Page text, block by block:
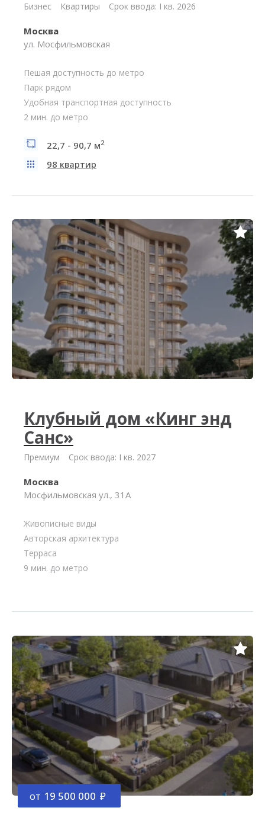
Бизнес Квартиры Срок ввода: I кв. 2026
Москва
ул. Мосфильмовская
Пешая доступность до метро
Парк рядом
Удобная транспортная доступность
2 мин. до метро
22,7 - 90,7 м2
98 квартир
Клубный дом «Кинг энд
Санс»
Премиум Срок ввода: I кв. 2027
Москва
Мосфильмовская ул., 31А
Живописные виды
Авторская архитектура
Терраса
9 мин. до метро
от 19 500 000